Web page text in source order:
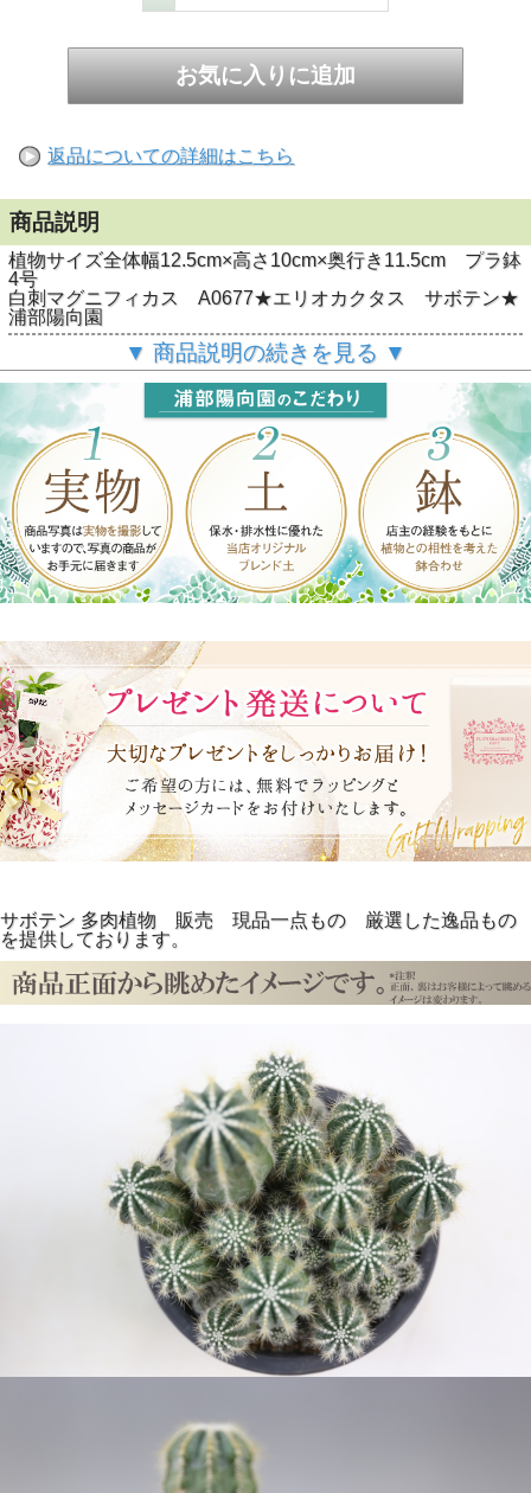
返品についての詳細はこちら
商品説明
植物サイズ全体幅12.5cm×高さ10cm×奥行き11.5cm プラ鉢
4号
白刺マグニフィカス A0677★エリオカクタス サボテン★
浦部陽向園
▼ 商品説明の続きを見る ▼
サボテン 多肉植物 販売 現品一点もの 厳選した逸品もの
を提供しております。